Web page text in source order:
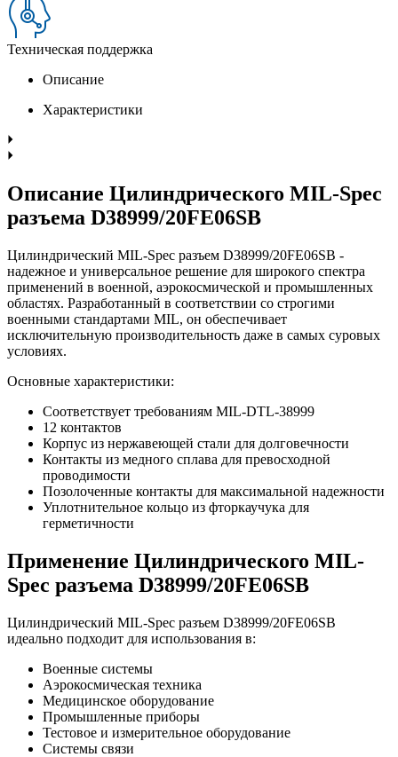
Техническая поддержка
Описание
Характеристики
Описание Цилиндрического MIL-Spec
разъема D38999/20FE06SB
Цилиндрический MIL-Spec разъем D38999/20FE06SB -
надежное и универсальное решение для широкого спектра
применений в военной, аэрокосмической и промышленных
областях. Разработанный в соответствии со строгими
военными стандартами MIL, он обеспечивает
исключительную производительность даже в самых суровых
условиях.
Основные характеристики:
Соответствует требованиям MIL-DTL-38999
12 контактов
Корпус из нержавеющей стали для долговечности
Контакты из медного сплава для превосходной
проводимости
Позолоченные контакты для максимальной надежности
Уплотнительное кольцо из фторкаучука для
герметичности
Применение Цилиндрического MIL-
Spec разъема D38999/20FE06SB
Цилиндрический MIL-Spec разъем D38999/20FE06SB
идеально подходит для использования в:
Военные системы
Аэрокосмическая техника
Медицинское оборудование
Промышленные приборы
Тестовое и измерительное оборудование
Системы связи